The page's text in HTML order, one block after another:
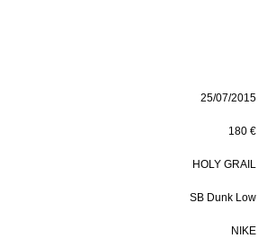
25/07/2015
180 €
HOLY GRAIL
SB Dunk Low
NIKE